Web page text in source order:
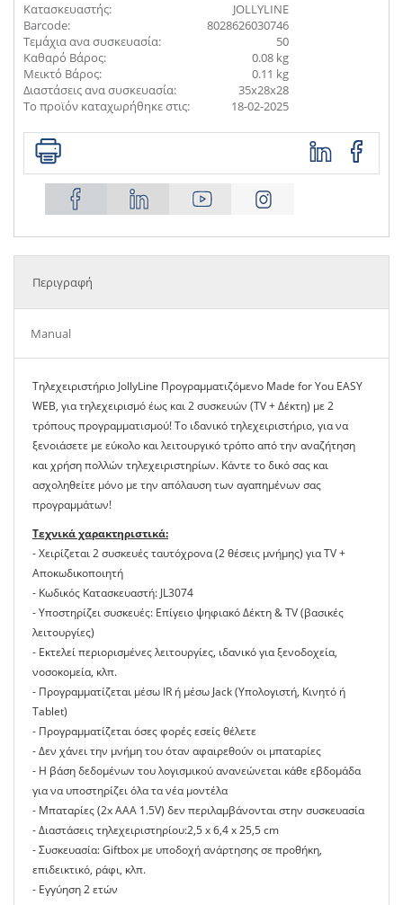
Κατασκευαστής:
JOLLYLINE
Barcode:
8028626030746
Τεμάχια ανα συσκευασία:
50
Καθαρό Βάρος:
0.08 kg
Μεικτό Βάρος:
0.11 kg
Διαστάσεις ανα συσκευασία:
35x28x28
Το προϊόν καταχωρήθηκε στις:
18-02-2025
Περιγραφή
Manual
Tηλεχειριστήριο JollyLine Προγραμματιζόμενο Made for You EASY
WEB, για τηλεχειρισμό έως και 2 συσκευών (TV + Δέκτη) με 2
τρόπους προγραμματισμού! Το ιδανικό τηλεχειριστήριο, για να
ξενοιάσετε με εύκολο και λειτουργικό τρόπο από την αναζήτηση
και χρήση πολλών τηλεχειριστηρίων. Κάντε το δικό σας και
ασχοληθείτε μόνο με την απόλαυση των αγαπημένων σας
προγραμμάτων!
Τεχνικά χαρακτηριστικά:
- Χειρίζεται 2 συσκευές ταυτόχρονα (2 θέσεις μνήμης) για TV +
Αποκωδικοποιητή
- Κωδικός Κατασκευαστή: JL3074
- Υποστηρίζει συσκευές: Επίγειο ψηφιακό Δέκτη & TV (βασικές
λειτουργίες)
- Εκτελεί περιορισμένες λειτουργίες, ιδανικό για ξενοδοχεία,
νοσοκομεία, κλπ.
- Προγραμματίζεται μέσω IR ή μέσω Jack (Υπολογιστή, Κινητό ή
Tablet)
- Προγραμματίζεται όσες φορές εσείς θέλετε
- Δεν χάνει την μνήμη του όταν αφαιρεθούν οι μπαταρίες
- Η βάση δεδομένων του λογισμικού ανανεώνεται κάθε εβδομάδα
για να υποστηρίζει όλα τα νέα μοντέλα
- Μπαταρίες (2x AAA 1.5V) δεν περιλαμβάνονται στην συσκευασία
- Διαστάσεις τηλεχειριστηρίου:2,5 x 6,4 x 25,5 cm
- Συσκευασία: Giftbox με υποδοχή ανάρτησης σε προθήκη,
επιδεικτικό, ράφι, κλπ.
- Εγγύηση 2 ετών